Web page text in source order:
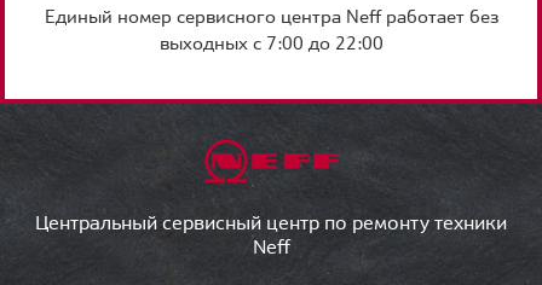
Единый номер сервисного центра Neff работает без
выходных с 7:00 до 22:00
Центральный сервисный центр по ремонту техники
Neff